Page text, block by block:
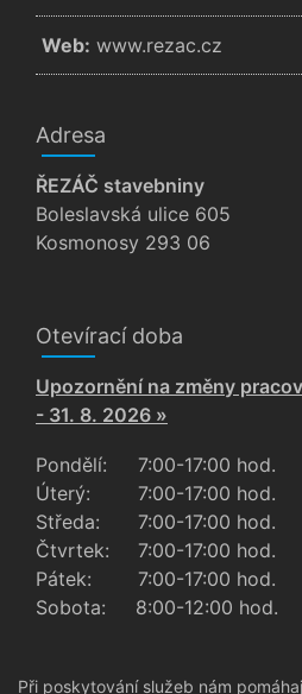
Web: www.rezac.cz
Adresa
ŘEZÁČ stavebniny
Boleslavská ulice 605
Kosmonosy 293 06
Otevírací doba
Upozornění na změny
- 31. 8. 2026 »
Pondělí:
Úterý:
Středa:
Čtvrtek:
Pátek:
Sobota:
7:00-17:00 hod.
7:00-17:00 hod.
7:00-17:00 hod.
7:00-17:00 hod.
7:00-17:00 hod.
8:00-12:00 hod.
Při poskytování služeb nám